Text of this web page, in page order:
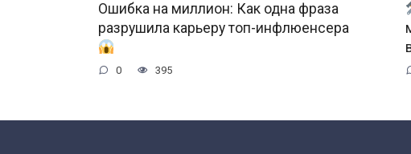
Ошибка на миллион: Как одна фраза
разрушила карьеру топ-инфлюенсера
0 395